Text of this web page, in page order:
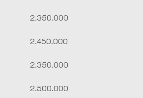
2.350.000
2.450.000
2.350.000
2.500.000